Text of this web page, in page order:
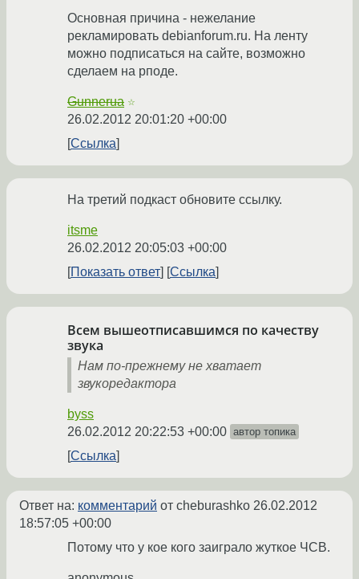
Основная причина - нежелание
рекламировать debianforum.ru. На ленту
можно подписаться на сайте, возможно
сделаем на рподе.
Gunnerua ☆
26.02.2012 20:01:20 +00:00
Ссылка
На третий подкаст обновите ссылку.
itsme
26.02.2012 20:05:03 +00:00
Показать ответ
Ссылка
Всем вышеотписавшимся по качеству
звука
Нам по-прежнему не хватает
звукоредактора
byss
26.02.2012 20:22:53 +00:00 автор топика
Ссылка
Ответ на: комментарий от cheburashko 26.02.2012
18:57:05 +00:00
Потому что у кое кого заиграло жуткое ЧСВ.